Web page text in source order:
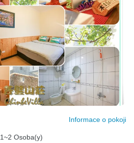
Informace o pokoji
1~2 Osoba(y)